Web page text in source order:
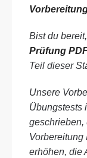
Bist du
Prüfung
Teil dieser
Unsere
Übungstests
geschrieben,
Vorbereitung
erhöhen, die